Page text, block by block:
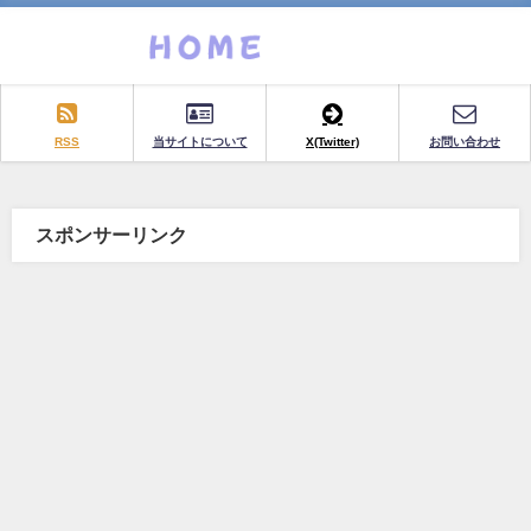
RSS 当サイトについて X(Twitter) お問い合わせ
スポンサーリンク